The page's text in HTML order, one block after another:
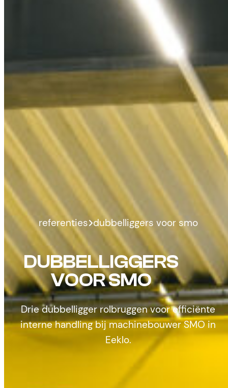
referenties dubbelliggers voor smo
DUBBELLIGGERS
VOOR SMO
Drie dubbelligger rolbruggen voor efficiënte
interne handling bij machinebouwer SMO in
Eeklo.